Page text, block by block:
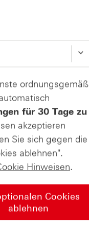
ordnungsgemäß
für 30 Tage zu
akzeptieren
Sie sich gegen die
ablehnen".
Hinweisen.
Cookies
ablehnen